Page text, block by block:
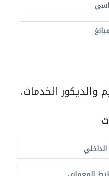
والديكور الخدمات.
الداخلي